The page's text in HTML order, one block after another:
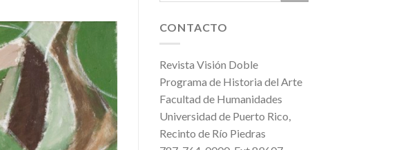
CONTACTO
Revista Visión Doble
Programa de Historia del Arte
Facultad de Humanidades
Universidad de Puerto Rico,
Recinto de Río Piedras